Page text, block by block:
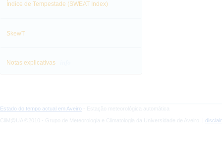
Índice de Tempestade (SWEAT Index)
SkewT
Notas explicativas
Estado do tempo actual em Aveiro - Estação meteorológica automática
CliM@UA ©2010 - Grupo de Meteorologia e Climatologia da Universidade de Aveiro |